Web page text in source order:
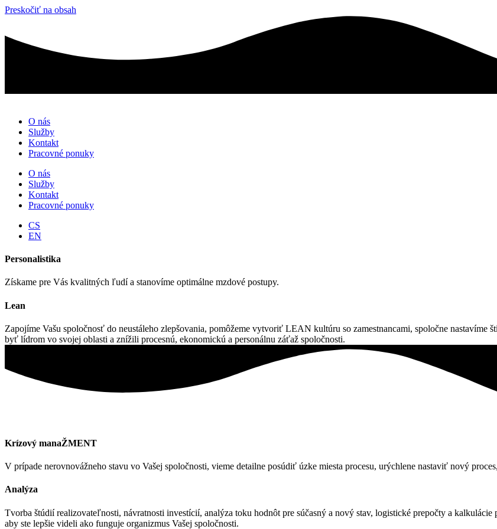
Preskočiť na obsah
O nás
Služby
Kontakt
Pracovné ponuky
O nás
Služby
Kontakt
Pracovné ponuky
CS
EN
Personalistika
Získame pre Vás kvalitných ľudí a stanovíme optimálne mzdové postupy.
Lean
Zapojíme Vašu spoločnosť do neustáleho zlepšovania, pomôžeme vytvoriť LEAN kultúru so zamestnancami, spoločne nastavíme
byť lídrom vo svojej oblasti a znížili procesnú, ekonomickú a personálnu záťaž spoločnosti.
Krízový manaŽMENT
V prípade nerovnovážneho stavu vo Vašej spoločnosti, vieme detailne posúdiť úzke miesta procesu, urýchlene nastaviť nový
Analýza
Tvorba štúdií realizovateľnosti, návratnosti investícií, analýza toku hodnôt pre súčasný a nový stav, logistické prepočty a
aby ste lepšie videli ako funguje organizmus Vašej spoločnosti.